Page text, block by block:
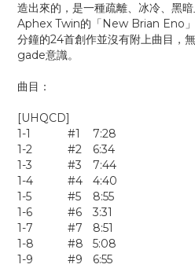
造出來的，是一種疏離、冰冷、黑
Aphex Twin的「New Brian Eno」
分鐘的24首創作並沒有附上曲目，
gade意識。
曲目：
[UHQCD]
1-1
#1
7:28
1-2
#2
6:34
1-3
#3
7:44
1-4
#4
4:40
1-5
#5
8:55
1-6
#6
3:31
1-7
#7
8:51
1-8
#8
5:08
1-9
#9 6:55